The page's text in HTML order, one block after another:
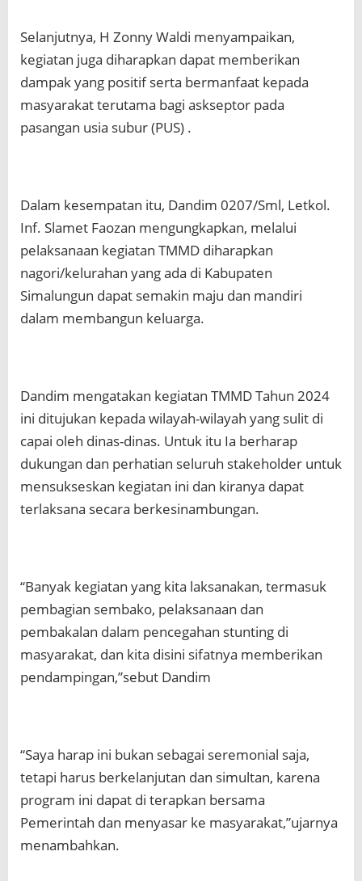
Selanjutnya, H Zonny Waldi menyampaikan,
kegiatan juga diharapkan dapat memberikan
dampak yang positif serta bermanfaat kepada
masyarakat terutama bagi askseptor pada
pasangan usia subur (PUS) .
Dalam kesempatan itu, Dandim 0207/Sml, Letkol.
Inf. Slamet Faozan mengungkapkan, melalui
pelaksanaan kegiatan TMMD diharapkan
nagori/kelurahan yang ada di Kabupaten
Simalungun dapat semakin maju dan mandiri
dalam membangun keluarga.
Dandim mengatakan kegiatan TMMD Tahun 2024
ini ditujukan kepada wilayah-wilayah yang sulit di
capai oleh dinas-dinas. Untuk itu Ia berharap
dukungan dan perhatian seluruh stakeholder untuk
mensukseskan kegiatan ini dan kiranya dapat
terlaksana secara berkesinambungan.
“Banyak kegiatan yang kita laksanakan, termasuk
pembagian sembako, pelaksanaan dan
pembakalan dalam pencegahan stunting di
masyarakat, dan kita disini sifatnya memberikan
pendampingan,”sebut Dandim
“Saya harap ini bukan sebagai seremonial saja,
tetapi harus berkelanjutan dan simultan, karena
program ini dapat di terapkan bersama
Pemerintah dan menyasar ke masyarakat,”ujarnya
menambahkan.